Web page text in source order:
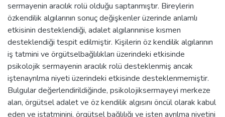
sermayenin aracılık rolü olduğu saptanmıştır. Bireylerin
özkendilik algılarının sonuç değişkenler üzerinde anlamlı
etkisinin desteklendiği, adalet algılarınınise kısmen
desteklendiği tespit edilmiştir. Kişilerin öz kendilik algılarının
iş tatmini ve örgütselbağlılıkları üzerindeki etkisinde
psikolojik sermayenin aracılık rolü desteklenmiş ancak
iştenayrılma niyeti üzerindeki etkisinde desteklenmemiştir.
Bulgular değerlendirildiğinde, psikolojiksermayeyi merkeze
alan, örgütsel adalet ve öz kendilik algısını öncül olarak kabul
eden ve iştatminini, örgütsel bağlılığı ve işten ayrılma niyetini